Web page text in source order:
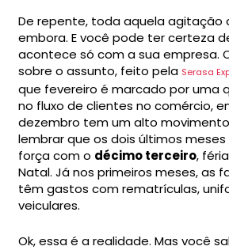
De repente, toda aquela agitação
embora. E você pode ter certeza
acontece só com a sua empresa.
sobre o assunto, feito pela Serasa
que fevereiro é marcado por uma
no fluxo de clientes no comércio,
dezembro tem um alto
lembrar que os dois últimos
força com o décimo terceiro,
Natal. Já nos primeiros meses, as
têm gastos com rematrículas,
veiculares.
Ok, essa é a realidade. Mas você